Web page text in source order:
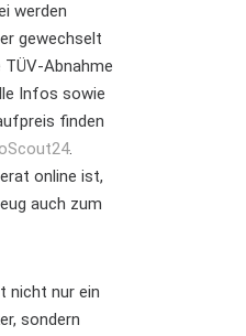
werden
gewechselt
TÜV-Abnahme
Infos sowie
finden
.
online ist,
auch zum
nicht nur ein
sondern